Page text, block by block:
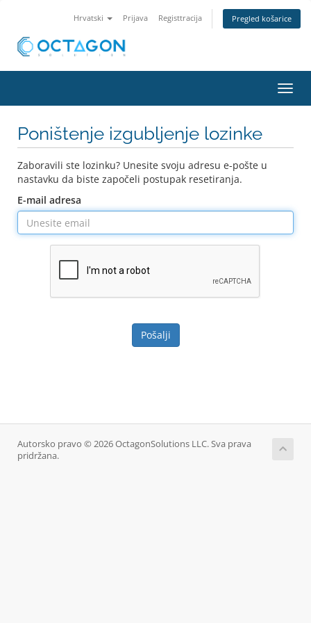
Hrvatski Prijava Registtracija Pregled košarice
Poništenje izgubljenje lozinke
Zaboravili ste lozinku? Unesite svoju adresu e-pošte u
nastavku da biste započeli postupak resetiranja.
E-mail adresa
Pošalji
Autorsko pravo © 2026 OctagonSolutions LLC. Sva prava
pridržana.